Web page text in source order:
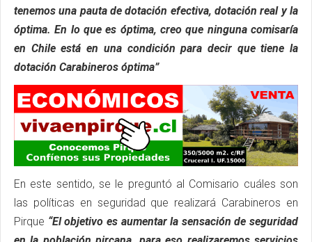
tenemos una pauta de dotación efectiva, dotación real y la
óptima. En lo que es óptima, creo que ninguna comisaría
en Chile está en una condición para decir que tiene la
dotación Carabineros óptima”
En este sentido, se le preguntó al Comisario cuáles son
las políticas en seguridad que realizará Carabineros en
Pirque “El objetivo es aumentar la sensación de seguridad